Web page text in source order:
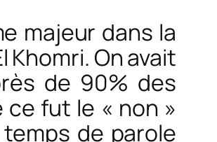
majeur dans la
On avait
de 90% des
ce fut le « non »
de parole